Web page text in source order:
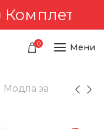
0 Мени
Модла за